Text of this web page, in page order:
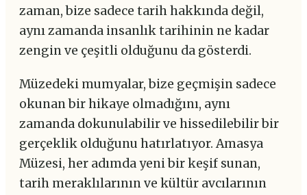
zaman, bize sadece tarih hakkında değil,
aynı zamanda insanlık tarihinin ne kadar
zengin ve çeşitli olduğunu da gösterdi.
Müzedeki mumyalar, bize geçmişin sadece
okunan bir hikaye olmadığını, aynı
zamanda dokunulabilir ve hissedilebilir bir
gerçeklik olduğunu hatırlatıyor. Amasya
Müzesi, her adımda yeni bir keşif sunan,
tarih meraklılarının ve kültür avcılarının